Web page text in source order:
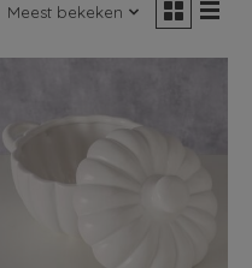
Meest bekeken